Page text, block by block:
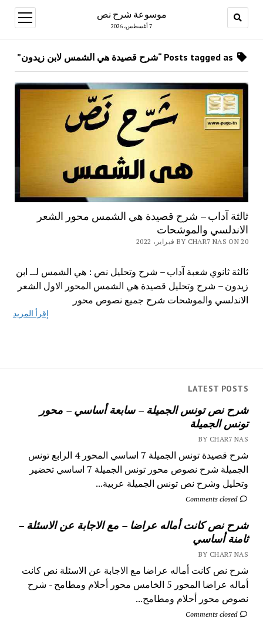
موسوعة شرح نص
7 أغسطس، 2026
open
menu
LATEST POSTS
شرح نص تونس الجميلة – سابعة أساسي – محور
تونس الجميلة
BY CHAR7 NAS
شرح قصيدة تونس الجميلة 7 اساسي المحور 4 الرابع تونس
الجميلة شرح نصوص محور تونس الجميلة 7 اساسي تحضير
وتحليل وشرح نص تونس الجميلة عربية...
Comments closed
شرح نص كانت أماله عراضا – مع الاجابة عن الاسئلة –
ثامنة أساسي
BY CHAR7 NAS
شرح نص كانت أماله عراضا مع الاجابة عن الاسئلة نص كانت
أماله عراضا المحور 5 الخامس محور أحلام ومطامح - شرح
نصوص محور أحلام ومطامح...
Comments closed
ثالثة آداب – شرح قصيدة هي الشمس محور الشعر
الاندلسي والموشحات
BY CHAR7 NAS ON 20 فبراير، 2022
ثالثة ثانوي شعبة آداب – شرح وتحليل نص : هي الشمس لــ ابن
زيدون – شرح وتحليل قصيدة هي الشمس المحور الاول الشعر
الاندلسي والموشحات شرح جميع نصوص محور
إقرأ المزيد